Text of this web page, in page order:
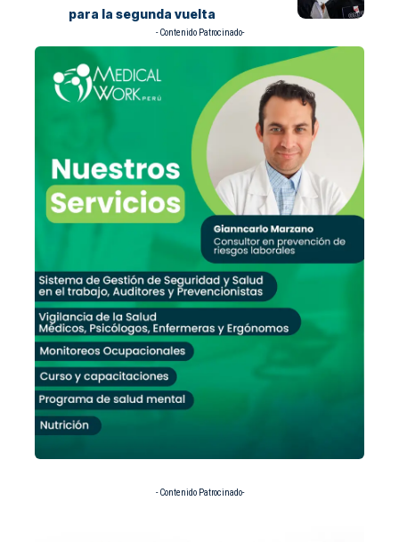
para la segunda vuelta
- Contenido Patrocinado-
- Contenido Patrocinado-